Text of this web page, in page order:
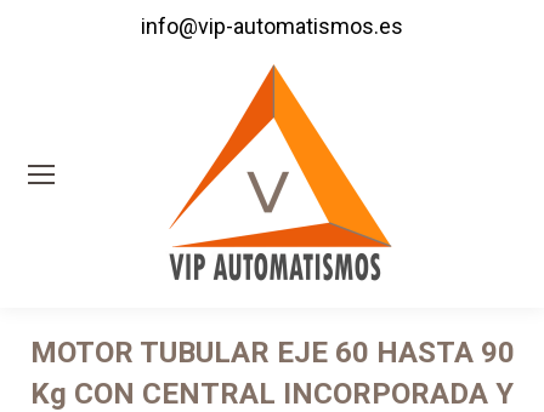
info@vip-automatismos.es
MOTOR TUBULAR EJE 60 HASTA 90
Kg CON CENTRAL INCORPORADA Y